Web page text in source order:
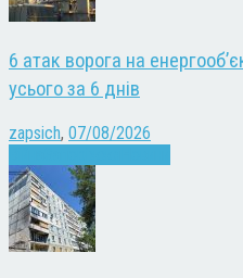
6 атак ворога на
усього за 6 днів
zapsich, 07/08/2026